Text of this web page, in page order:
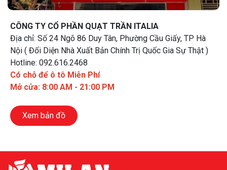
CÔNG TY CỔ PHẦN QUẠT TRẦN ITALIA
Địa chỉ: Số 24 Ngõ 86 Duy Tân, Phường Cầu Giấy, TP Hà
Nội ( Đối Diện Nhà Xuất Bản Chính Trị Quốc Gia Sự Thật )
Hotline: 092.616.2468
Có chỗ để ô tô Miễn Phí
Mở cửa: 8:00 AM - 21:00 PM
Xem bản đồ